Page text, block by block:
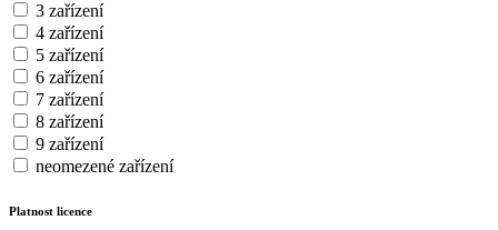
3 zařízení
4 zařízení
5 zařízení
6 zařízení
7 zařízení
8 zařízení
9 zařízení
neomezené zařízení
Platnost licence